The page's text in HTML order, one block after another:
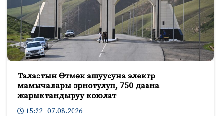
Таластын Өтмөк ашуусуна электр
мамычалары орнотулуп, 750 даана
жарыктандыруу коюлат
15:22 07.08.2026